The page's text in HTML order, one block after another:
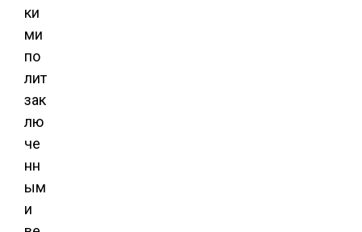
ки
ми
по
лит
зак
лю
че
нн
ым
и